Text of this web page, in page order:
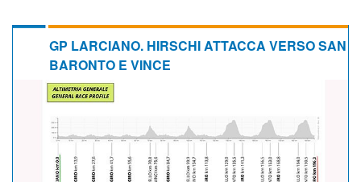
CALENDARIO
GP LARCIANO. HIRSCHI ATTACCA VERSO SAN
BARONTO E VINCE